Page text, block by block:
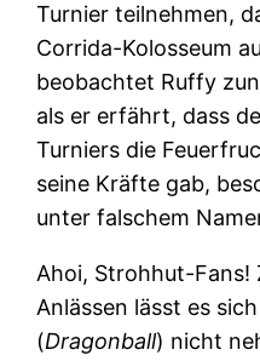
Turnier teilnehmen,
Corrida-Kolosseum
beobachtet Ruffy
als er erfährt, dass
Turniers die
seine Kräfte gab,
unter falschem
Ahoi, Strohhut-Fans!
Anlässen lässt es
(Dragonball) nicht